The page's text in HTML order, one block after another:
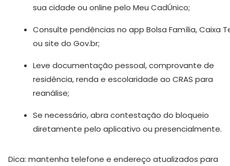
sua cidade ou online pelo Meu CadÚnico;
Consulte pendências no app Bolsa Família, Caixa
ou site do Gov.br;
Leve documentação pessoal, comprovante de
residência, renda e escolaridade ao CRAS para
reanálise;
Se necessário, abra contestação do bloqueio
diretamente pelo aplicativo ou presencialmente.
Dica: mantenha telefone e endereço atualizados para